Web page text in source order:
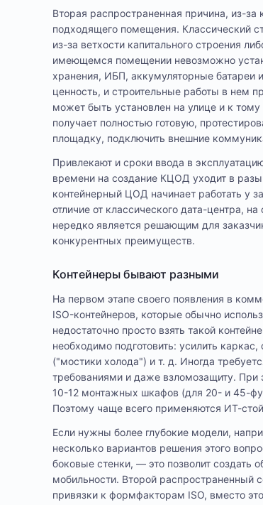
Вторая распространенная причина, из-
подходящего помещения. Классический
из-за ветхости капитального строения
имеющемся помещении невозможно
хранения, ИБП, аккумуляторные батареи
ценность, и строительные работы в нем
может быть установлен на улице и к
получает полностью готовую,
площадку, подключить внешние
Привлекают и сроки ввода в
времени на создание КЦОД уходит в
контейнерный ЦОД начинает работать у
отличие от классического дата-центра,
нередко является решающим для
конкурентных преимуществ.
Контейнеры бывают разными
На первом этапе своего появления в
ISO-контейнеров, которые обычно
недостаточно просто взять такой
необходимо подготовить: усилить
("мостики холода") и т. д. Иногда
требованиями и даже взломозащиту. При
10-12 монтажных шкафов (для 20- и 45-
Поэтому чаще всего применяются ИТ-
Если нужны более глубокие модели,
несколько вариантов решения этого
боковые стенки, — это позволит
мобильности. Второй распространенный
привязки к формфакторам ISO, вместо